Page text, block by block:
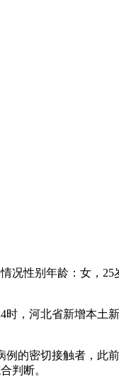
况性别年龄：女，
，河北省新增本土
的密切接触者，此
判断。